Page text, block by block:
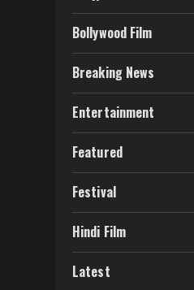
Bollywood Film
Breaking News
Entertainment
Featured
Festival
Hindi Film
Latest